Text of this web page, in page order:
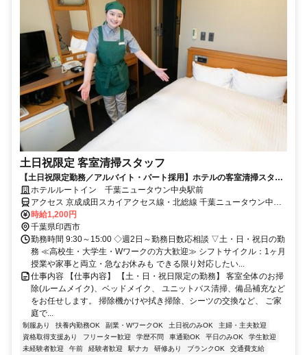
土日祝限定 客室清掃スタッフ
【土日祝限定勤務／アルバイト・パート採用】ホテルの客室清掃スタッ
フ／未経験歓迎！学生・主婦活躍中
ホテルルートイン 千葉ニュータウン中央駅前
アクセス 京成成田スカイアクセス線・北総線 千葉ニュータウン中央
徒歩約4分
時給1,200円
千葉県印西市
勤務時間 9:30～15:00 ◇週2日～勤務日数応相談 ▽土・日・祝日の勤
務 ≪高校生・大学生・Wワークの方大歓迎≫ シフトサイクル：1ヶ月
授業や家事と両立・急なお休みも できる限り対応したい...
仕事内容 【仕事内容】 【土・日・祝日限定の勤務】 客室全体のお掃
除(ルームメイク)、ベッドメイク、 ユニットバス清掃、備品補充など
をお任せします。 掃除機かけや拭き掃除、シーツの交換など、 ご家
庭で...
制服あり 扶養内勤務OK 副業・WワークOK 土日祝のみOK
主婦・主夫歓迎
資格取得支援あり
フリーター歓迎 学歴不問 車通勤OK 平日のみOK
学生歓迎
未経験者歓迎
午前 経験者歓迎 駅ナカ 研修あり ブランクOK
交通費支給